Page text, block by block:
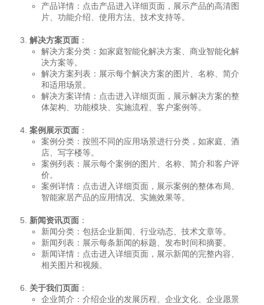
产品详情：点击产品进入详细页面，展示产品的高清图
片、功能介绍、使用方法、技术支持等。
解决方案页面 ：
解决方案分类：如家庭智能化解决方案、商业智能化解
决方案等。
解决方案列表：展示每个解决方案的图片、名称、简介
和适用场景。
解决方案详情：点击进入详细页面，展示解决方案的整
体架构、功能模块、实施流程、客户案例等。
案例展示页面 ：
案例分类：按照不同的应用场景进行分类，如家庭、酒
店、写字楼等。
案例列表：展示每个案例的图片、名称、简介和客户评
价。
案例详情：点击进入详细页面，展示案例的整体布局、
智能家居产品的应用情况、实施效果等。
新闻资讯页面 ：
新闻分类：包括企业新闻、行业动态、技术文章等。
新闻列表：展示每条新闻的标题、发布时间和摘要。
新闻详情：点击进入详细页面，展示新闻的完整内容、
相关图片和视频。
关于我们页面 ：
企业简介：介绍企业的发展历程、企业文化、企业愿景